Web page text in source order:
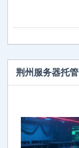
荆州服务器托管